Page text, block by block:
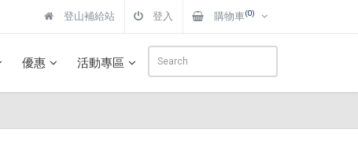
登山補給站 登入 購物車(0)
優惠 活動專區